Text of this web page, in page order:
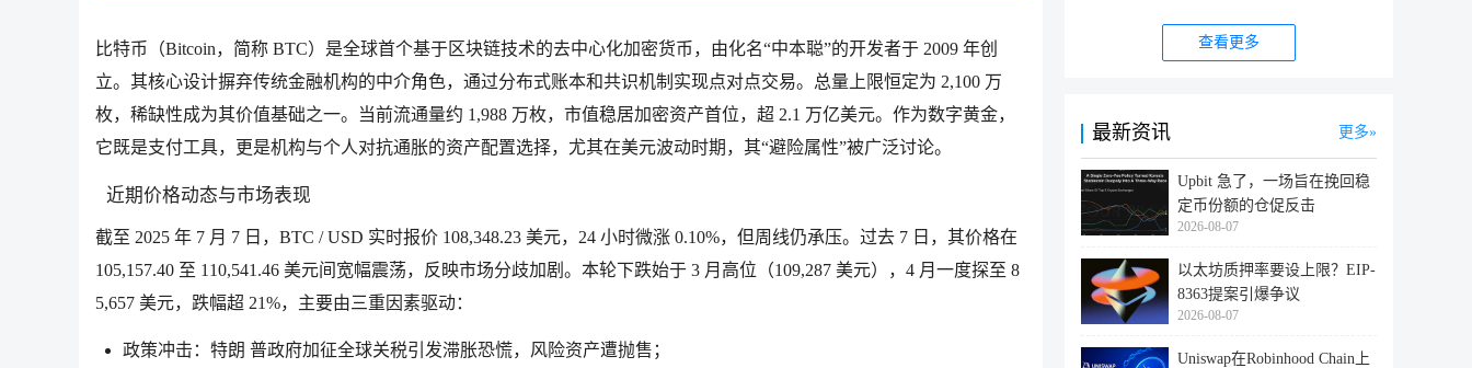
比特币（Bitcoin，简称 BTC）是全球首个基于区块链技术的去中心化加密货币，由化名“中本聪”的开发者于 2009 年创
立。其核心设计摒弃传统金融机构的中介角色，通过分布式账本和共识机制实现点对点交易。总量上限恒定为 2,100 万
枚，稀缺性成为其价值基础之一。当前流通量约 1,988 万枚，市值稳居加密资产首位，超 2.1 万亿美元。作为数字黄金，
它既是支付工具，更是机构与个人对抗通胀的资产配置选择，尤其在美元波动时期，其“避险属性”被广泛讨论。
近期价格动态与市场表现
截至 2025 年 7 月 7 日，BTC / USD 实时报价 108,348.23 美元，24 小时微涨 0.10%，但周线仍承压。过去 7 日，其价格在
105,157.40 至 110,541.46 美元间宽幅震荡，反映市场分歧加剧。本轮下跌始于 3 月高位（109,287 美元），4 月一度探至 8
5,657 美元，跌幅超 21%，主要由三重因素驱动：
政策冲击：特朗 普政府加征全球关税引发滞胀恐慌，风险资产遭抛售；
查看更多
最新资讯 更多
Upbit 急了，一场旨在挽回稳
定币份额的仓促反击
2026-08-07
以太坊质押率要设上限？EIP-
8363提案引爆争议
2026-08-07
Uniswap在Robinhood Chain上